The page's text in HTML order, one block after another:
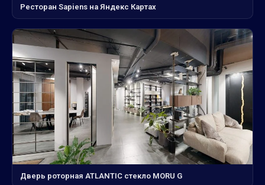
Ресторан Sapiens на Яндекс Картах
Дверь роторная ATLANTIC стекло MORU G